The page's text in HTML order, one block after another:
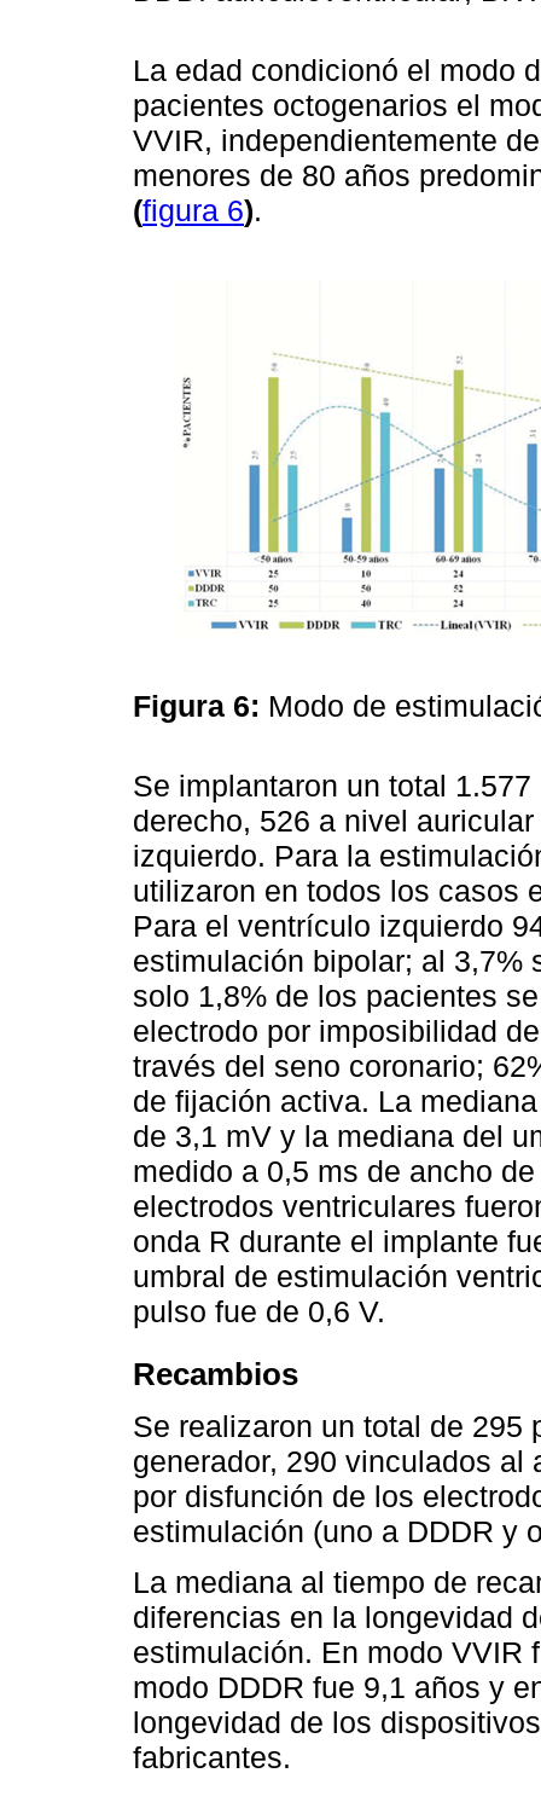
La edad condicionó el modo
pacientes octogenarios el
VVIR, independientemente
menores de 80 años
(figura 6).
Figura 6: Modo de
Se implantaron un total
derecho, 526 a nivel
izquierdo. Para la
utilizaron en todos los casos
Para el ventrículo izquierdo
estimulación bipolar; al 3,7%
solo 1,8% de los pacientes
electrodo por imposibilidad
través del seno coronario;
de fijación activa. La
de 3,1 mV y la mediana del
medido a 0,5 ms de ancho
electrodos ventriculares
onda R durante el implante
umbral de estimulación
pulso fue de 0,6 V.
Recambios
Se realizaron un total de 295
generador, 290 vinculados al
por disfunción de los
estimulación (uno a DDDR y
La mediana al tiempo de
diferencias en la longevidad
estimulación. En modo VVIR
modo DDDR fue 9,1 años y
longevidad de los
fabricantes.